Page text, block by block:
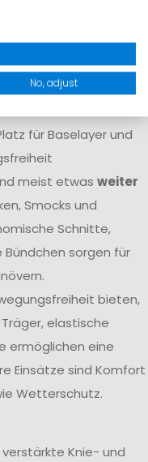
von innen nach
beider
Komfortauf dem
für Baselayer und
meist etwas weiter
Smocks und
Schnitte,
sorgen für
bieten,
elastische
ermöglichen eine
Einsätze sind Komfort
Wetterschutz.
Knie- und
No, adjust